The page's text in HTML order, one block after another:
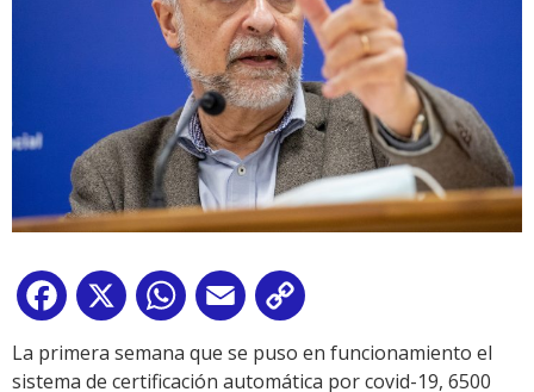
Facebook
X WhatsApp
Email
Link
La primera semana que se puso en funcionamiento el
sistema de certificación automática por covid-19, 6500